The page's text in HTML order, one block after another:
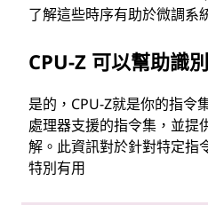
了解這些時序有助於微調系
CPU-Z 可以幫助識
是的，CPU-Z就是你的指令
處理器支援的指令集，並提
解。此資訊對於針對特定指
特別有用